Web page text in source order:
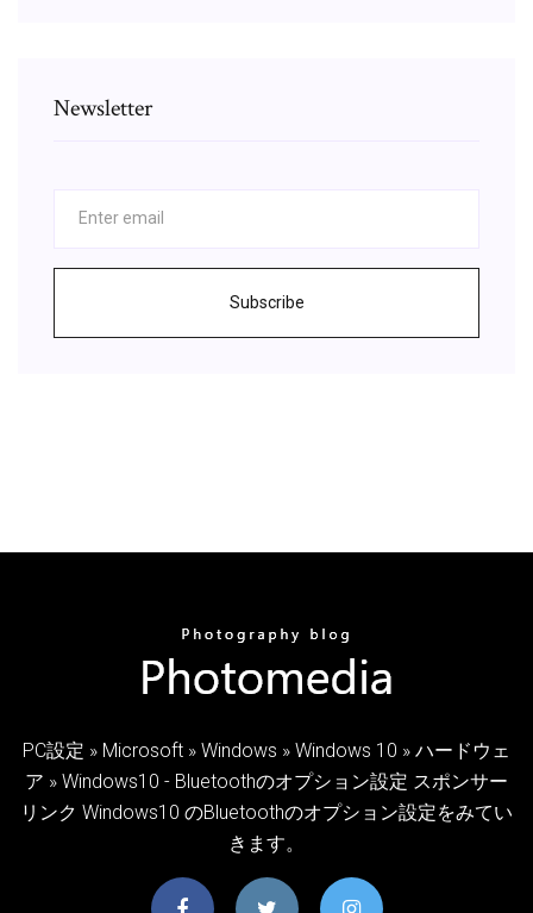
Newsletter
Subscribe
PC設定 » Microsoft » Windows » Windows 10 » ハードウェ
ア » Windows10 - Bluetoothのオプション設定 スポンサー
リンク Windows10 のBluetoothのオプション設定をみてい
きます。